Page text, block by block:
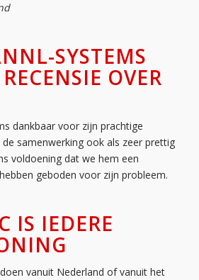
SYSTEMS
OVER
dankbaar voor zijn prachtige
de samenwerking ook als zeer prettig
voldoening dat we hem een
geboden voor zijn probleem.
IS IEDERE
vanuit Nederland of vanuit het